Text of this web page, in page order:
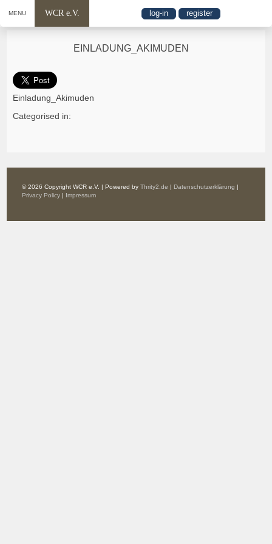
MENU WCR e.V. log-in register
EINLADUNG_AKIMUDEN
Einladung_Akimuden
Categorised in:
© 2026 Copyright WCR e.V. | Powered byThrity2.de | Datenschutzerklärung |
Privacy Policy | Impressum